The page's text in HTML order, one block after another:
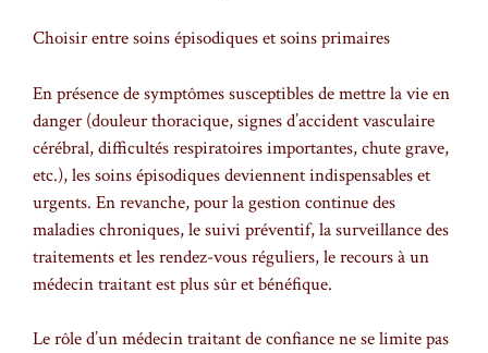
Choisir entre soins épisodiques et soins primaires
En présence de symptômes susceptibles de mettre la vie en
danger (douleur thoracique, signes d’accident vasculaire
cérébral, difficultés respiratoires importantes, chute grave,
etc.), les soins épisodiques deviennent indispensables et
urgents. En revanche, pour la gestion continue des
maladies chroniques, le suivi préventif, la surveillance des
traitements et les rendez-vous réguliers, le recours à un
médecin traitant est plus sûr et bénéfique.
Le rôle d’un médecin traitant de confiance ne se limite pas